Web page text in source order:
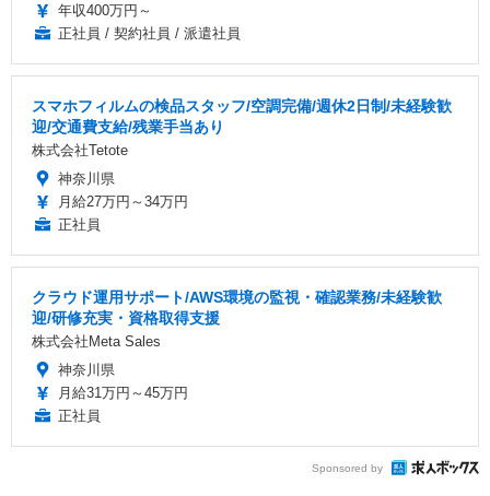
年収400万円～
正社員 / 契約社員 / 派遣社員
スマホフィルムの検品スタッフ/空調完備/週休2日制/未経験歓
迎/交通費支給/残業手当あり
株式会社Tetote
神奈川県
月給27万円～34万円
正社員
クラウド運用サポート/AWS環境の監視・確認業務/未経験歓
迎/研修充実・資格取得支援
株式会社Meta Sales
神奈川県
月給31万円～45万円
正社員
Sponsored by